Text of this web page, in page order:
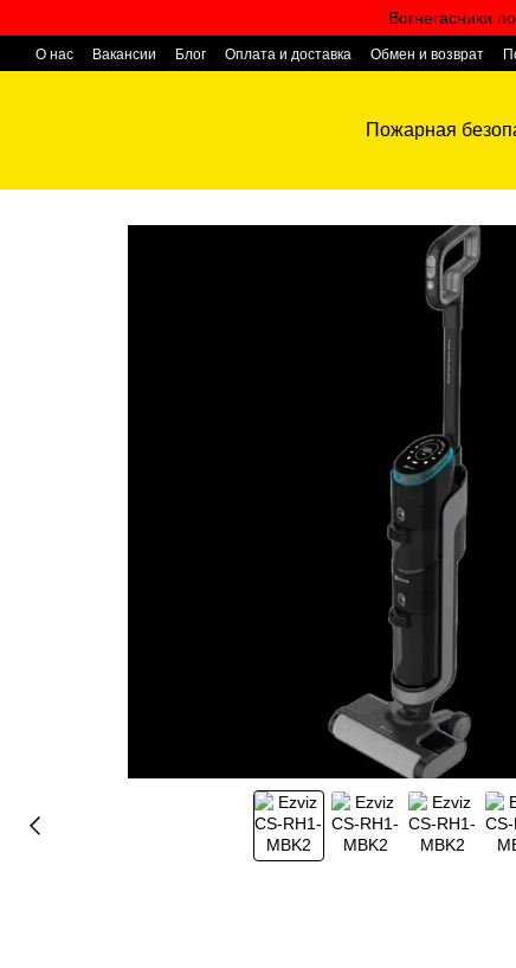
Вогнегасники
О нас Вакансии Блог Оплата и доставка Обмен и возврат
Пожарная